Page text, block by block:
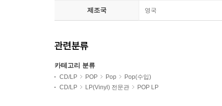
제조국 영국
관련분류
카테고리 분류
CD/LP POP Pop
Pop(수입)
CD/LP
LP(Vinyl) 전문관 POP LP